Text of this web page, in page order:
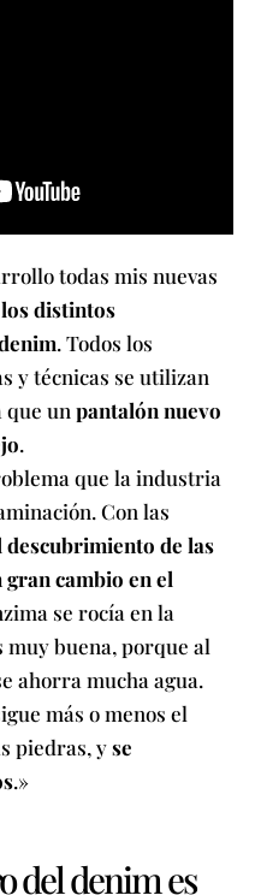
todas mis nuevas
distintos
. Todos los
y técnicas se utilizan
que unpantalón nuevo
.
que la industria
Con las
descubrimiento de las
gran cambio en el
se rocía en la
muy buena, porque al
ahorra mucha agua.
más o menos el
piedras, yse
.»
del denim es